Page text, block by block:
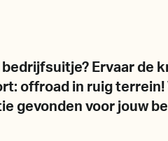
Ervaar de
offroad in ruig terrein!
gevonden voor jouw